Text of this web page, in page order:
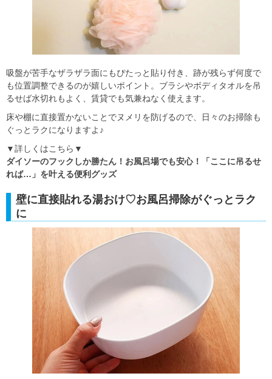
吸盤が苦手なザラザラ面にもぴたっと貼り付き、跡が残らず何度で
も位置調整できるのが嬉しいポイント。ブラシやボディタオルを吊
るせば水切れもよく、賃貸でも気兼ねなく使えます。
床や棚に直接置かないことでヌメリを防げるので、日々のお掃除も
ぐっとラクになりますよ♪
▼詳しくはこちら▼
ダイソーのフックしか勝たん！お風呂場でも安心！「ここに吊るせ
れば…」を叶える便利グッズ
壁に直接貼れる湯おけ♡お風呂掃除がぐっとラク
に